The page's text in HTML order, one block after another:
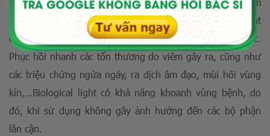
nhanh hơn, các hoạt chất có trong thuốc và Biological light
ở nhiệt độ thích hợp sẽ kích thích tế bào tái tạo niêm mạc.
Phục hồi nhanh các tổn thương do viêm gây ra, cũng như
các triệu chứng ngứa ngáy, ra dịch âm đạo, mùi hôi vùng
kín,…Biological light có khả năng khoanh vùng bệnh, do
đó, khi sử dụng không gây ảnh hưởng đến các bộ phận
lân cận.